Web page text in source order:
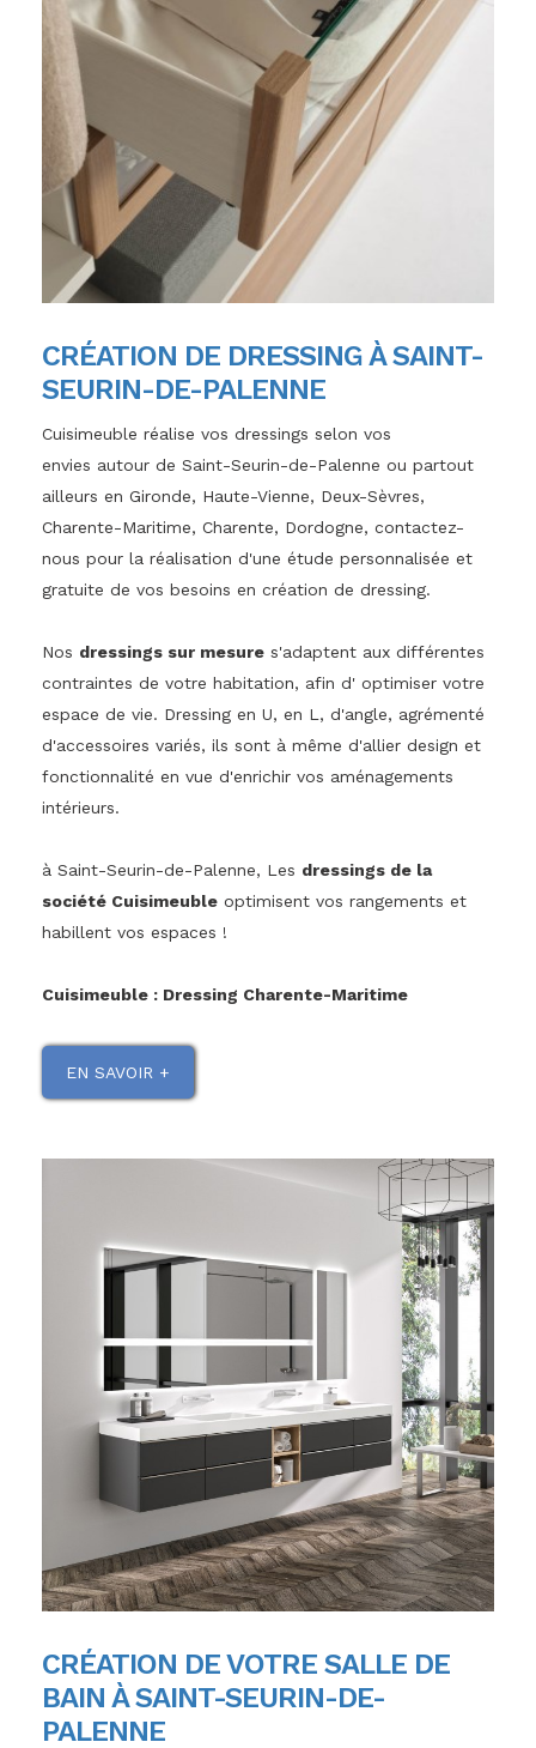
CRÉATION DE DRESSING À SAINT-
SEURIN-DE-PALENNE
Cuisimeuble réalise vos dressings selon vos
envies autour de Saint-Seurin-de-Palenne ou partout
ailleurs en Gironde, Haute-Vienne, Deux-Sèvres,
Charente-Maritime, Charente, Dordogne, contactez-
nous pour la réalisation d'une étude personnalisée et
gratuite de vos besoins en création de dressing.
Nos dressings sur mesure s'adaptent aux différentes
contraintes de votre habitation, afin d' optimiser votre
espace de vie. Dressing en U, en L, d'angle, agrémenté
d'accessoires variés, ils sont à même d'allier design et
fonctionnalité en vue d'enrichir vos aménagements
intérieurs.
à Saint-Seurin-de-Palenne, Les dressings de la
société Cuisimeuble optimisent vos rangements et
habillent vos espaces !
Cuisimeuble : Dressing Charente-Maritime
EN SAVOIR +
CRÉATION DE VOTRE SALLE DE
BAIN À SAINT-SEURIN-DE-
PALENNE